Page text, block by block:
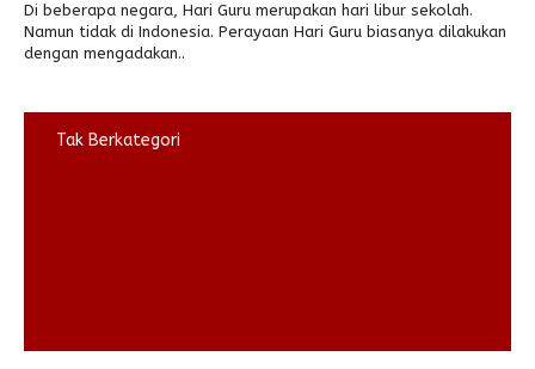
Di beberapa negara, Hari Guru merupakan hari libur sekolah.
Namun tidak di Indonesia. Perayaan Hari Guru biasanya dilakukan
dengan mengadakan..
Tak Berkategori